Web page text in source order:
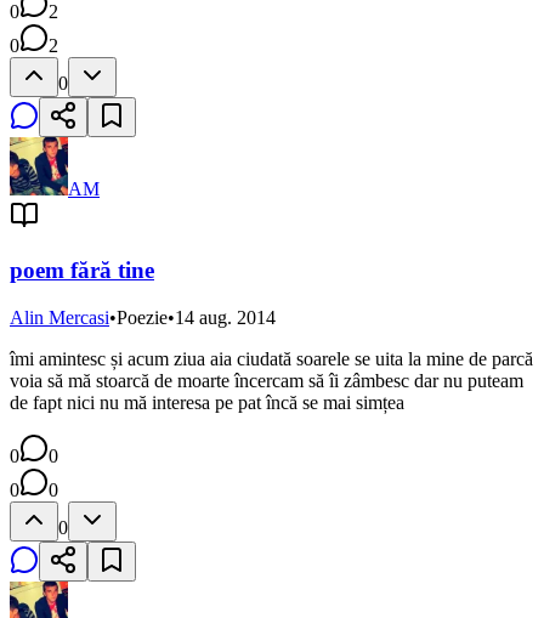
0
2
0
2
0
AM
poem fără tine
Alin Mercasi•Poezie•14 aug. 2014
îmi amintesc și acum ziua aia ciudată soarele se uita la mine de parcă
voia să mă stoarcă de moarte încercam să îi zâmbesc dar nu puteam
de fapt nici nu mă interesa pe pat încă se mai simțea
0
0
0
0
0